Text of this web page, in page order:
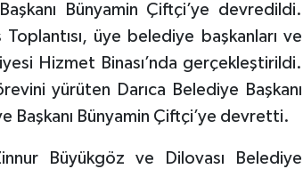
Bünyamin Çiftçi’ye devredildi.
üye belediye başkanları ve
Hizmet Binası’nda gerçekleştirildi.
yürüten Darıca Belediye Başkanı
Başkanı Bünyamin Çiftçi’ye devretti.
Büyükgöz ve Dilovası Belediye